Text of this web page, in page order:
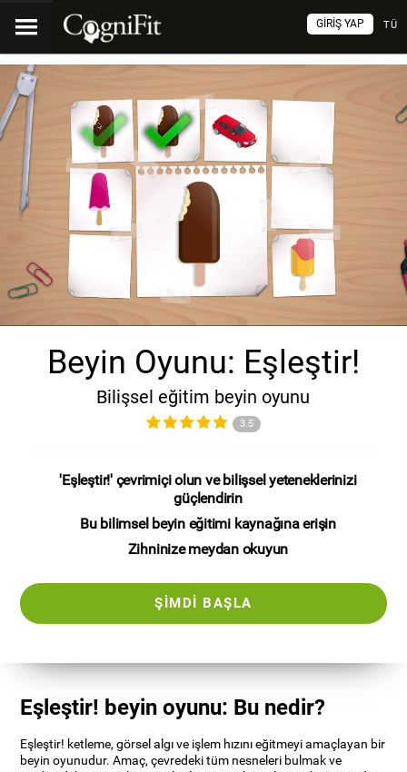
TÜ
GIRIŞ YAP
Beyin Oyunu: Eşleştir!
Bilişsel eğitim beyin oyunu
3.5
'Eşleştir!' çevrimiçi olun ve bilişsel yeteneklerinizi
güçlendirin
Bu bilimsel beyin eğitimi kaynağına erişin
Zihninize meydan okuyun
ŞIMDI BAŞLA
Eşleştir! beyin oyunu: Bu nedir?
Eşleştir! ketleme, görsel algı ve işlem hızını eğitmeyi amaçlayan bir
beyin oyunudur. Amaç, çevredeki tüm nesneleri bulmak ve